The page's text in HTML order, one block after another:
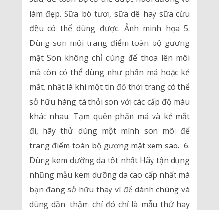
làm đẹp. Sữa bò tươi, sữa dê hay sữa cừu
đều có thể dùng được. Ảnh minh họa 5.
Dùng son môi trang điểm toàn bộ gương
mặt Son không chỉ dùng để thoa lên môi
mà còn có thể dùng như phấn má hoặc kẻ
mắt, nhất là khi một tín đồ thời trang có thể
sở hữu hàng tá thỏi son với các cấp độ màu
khác nhau. Tạm quên phấn má và kẻ mắt
đi, hãy thử dùng một mình son môi để
trang điểm toàn bộ gương mặt xem sao. 6.
Dùng kem dưỡng da tốt nhất Hãy tận dụng
những mẫu kem dưỡng da cao cấp nhất mà
bạn đang sở hữu thay vì để dành chúng và
dùng dần, thậm chí đó chỉ là mẫu thử hay